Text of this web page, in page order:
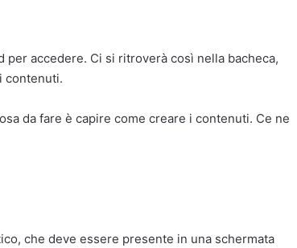
accedere. Ci si ritroverà così nella bacheca,
contenuti.
da fare è capire come creare i contenuti. Ce ne
che deve essere presente in una schermata